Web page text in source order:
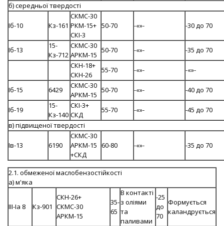
б) середньої твердості
Iб-10 Кз-161
СКМС-30
РКМ-15+
СКІ-3
50-70 -«»- -30 до 70
Iб-13
15-
Кз-712
СКМС-30
АРКМ-15
50-70 -«»-
-35 до 70
СКН-18+
СКН-26
55-70 -«»- -«»-
Iб-15 6429
СКМС-30
АРКМ-15
50-70 -«»- -40 до 70
Iб-19
15-
Кз-140
СКІ-3+
СКД
55-70 -«»-
-45 до 70
в) підвищеної твердості
Ів-13 6190
СКМС-30
АРКМ-15
+СКД
60-80 -«»- -35 до 70
2.1. обмеженої маслобензостійкості
а) м'яка
III-Iа 8 Кз-901
СКН-26+
СКМС-30
АРКМ-15
35-
65
В контакті
з оліями
та
паливами
-25
до
70
Формується
каландрується